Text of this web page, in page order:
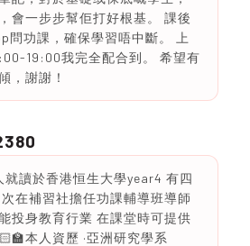
會一步步幫佢打好根基。 課後
問功課，確保學習唔中斷。 上
19:00我完全配合到。 希望有
，謝謝！
就讀於香港恒生大學year4 有四
在補習社擔任功課輔導班導師
投身教育行業 在課堂時可提供
本人資歷 ·亞洲研究學系